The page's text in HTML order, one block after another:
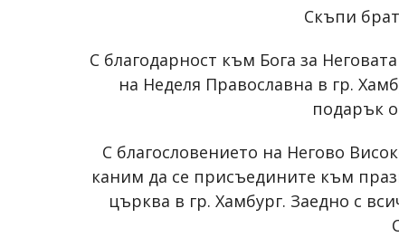
Скъпи
С благодарност към Бога за
на Неделя Православна в гр.
подарък
С благословението на Негово
каним да се присъедините към
църква в гр. Хамбург. Заедно с